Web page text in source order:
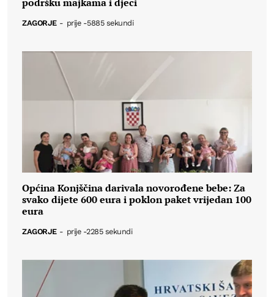
ZAGORJE - prije -5885 sekundi
Općina Konjščina darivala novorođene bebe: Za
svako dijete 600 eura i poklon paket vrijedan 100
eura
ZAGORJE - prije -2285 sekundi